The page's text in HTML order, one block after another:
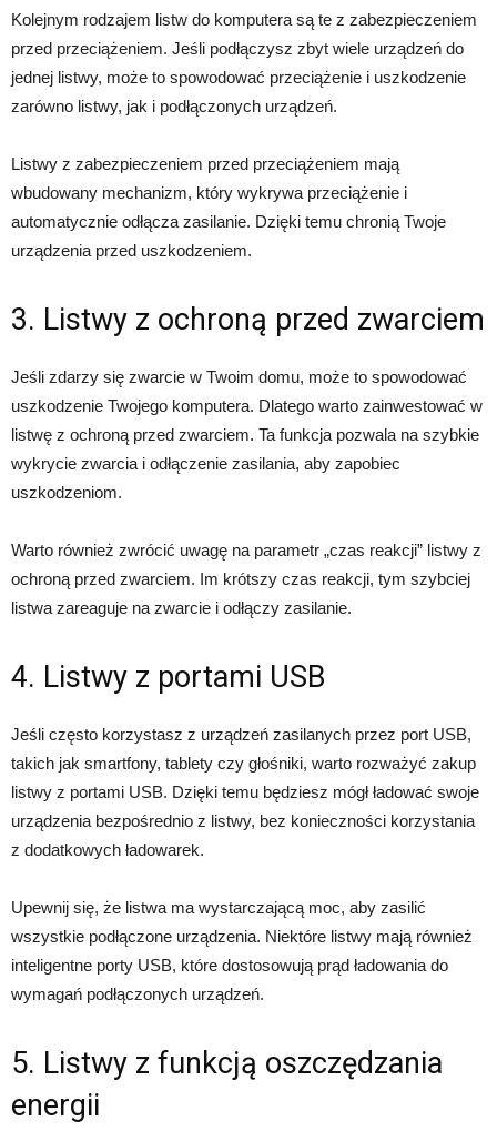
Kolejnym rodzajem listw do komputera są te z zabezpieczeniem
przed przeciążeniem. Jeśli podłączysz zbyt wiele urządzeń do
jednej listwy, może to spowodować przeciążenie i uszkodzenie
zarówno listwy, jak i podłączonych urządzeń.
Listwy z zabezpieczeniem przed przeciążeniem mają
wbudowany mechanizm, który wykrywa przeciążenie i
automatycznie odłącza zasilanie. Dzięki temu chronią Twoje
urządzenia przed uszkodzeniem.
3. Listwy z ochroną przed zwarciem
Jeśli zdarzy się zwarcie w Twoim domu, może to spowodować
uszkodzenie Twojego komputera. Dlatego warto zainwestować w
listwę z ochroną przed zwarciem. Ta funkcja pozwala na szybkie
wykrycie zwarcia i odłączenie zasilania, aby zapobiec
uszkodzeniom.
Warto również zwrócić uwagę na parametr „czas reakcji” listwy z
ochroną przed zwarciem. Im krótszy czas reakcji, tym szybciej
listwa zareaguje na zwarcie i odłączy zasilanie.
4. Listwy z portami USB
Jeśli często korzystasz z urządzeń zasilanych przez port USB,
takich jak smartfony, tablety czy głośniki, warto rozważyć zakup
listwy z portami USB. Dzięki temu będziesz mógł ładować swoje
urządzenia bezpośrednio z listwy, bez konieczności korzystania
z dodatkowych ładowarek.
Upewnij się, że listwa ma wystarczającą moc, aby zasilić
wszystkie podłączone urządzenia. Niektóre listwy mają również
inteligentne porty USB, które dostosowują prąd ładowania do
wymagań podłączonych urządzeń.
5. Listwy z funkcją oszczędzania
energii